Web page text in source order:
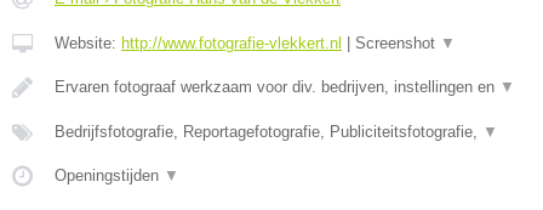
Website: http://www.fotografie-vlekkert.nl Screenshot ▼
Ervaren fotograaf werkzaam voor div. bedrijven, instellingen en ▼
Bedrijfsfotografie, Reportagefotografie, Publiciteitsfotografie, ▼
Openingstijden ▼